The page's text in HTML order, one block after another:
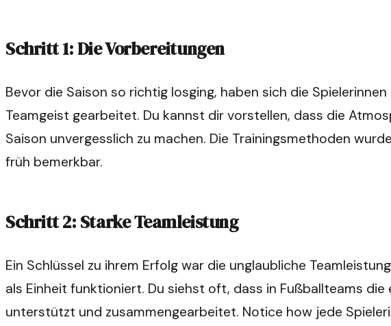
Schritt 1: Die Vorbereitungen
Bevor die Saison so richtig losging, haben sich die
Teamgeist gearbeitet. Du kannst dir vorstellen, dass die
Saison unvergesslich zu machen. Die Trainingsmethoden
früh bemerkbar.
Schritt 2: Starke Teamleistung
Ein Schlüssel zu ihrem Erfolg war die unglaubliche
als Einheit funktioniert. Du siehst oft, dass in Fußballteams
unterstützt und zusammengearbeitet. Notice how jede